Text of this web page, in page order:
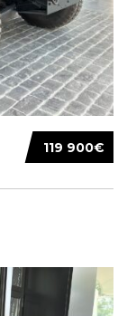
119 900€